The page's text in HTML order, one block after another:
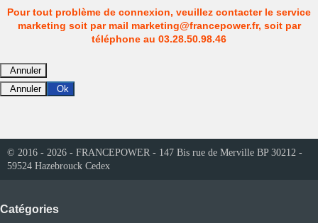
Pour tout problème de connexion, veuillez contacter le service
marketing soit par mail marketing@francepower.fr, soit par
téléphone au 03.28.50.98.46
Annuler
Annuler
Ok
© 2016 - 2026 - FRANCEPOWER - 147 Bis rue de Merville BP 30212 -
59524 Hazebrouck Cedex
Catégories